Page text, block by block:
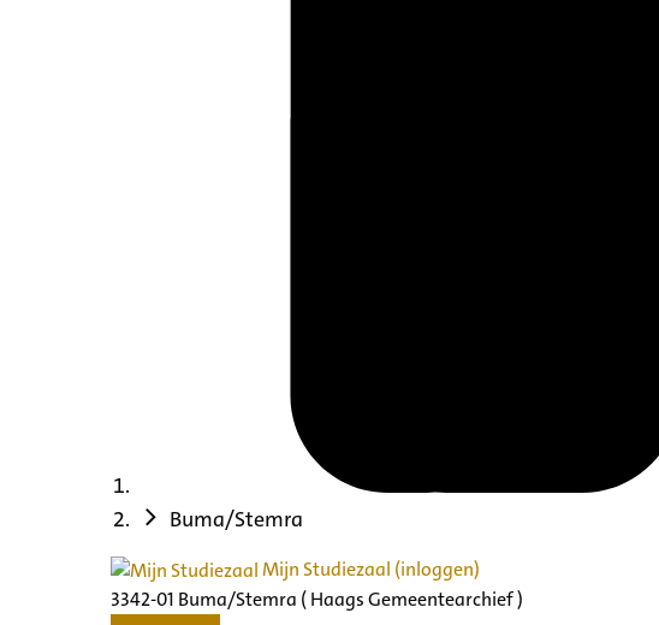
Buma/Stemra
Mijn Studiezaal (inloggen)
3342-01 Buma/Stemra ( Haags Gemeentearchief )